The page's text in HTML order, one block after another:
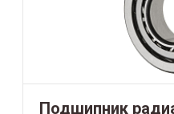
Подшипник